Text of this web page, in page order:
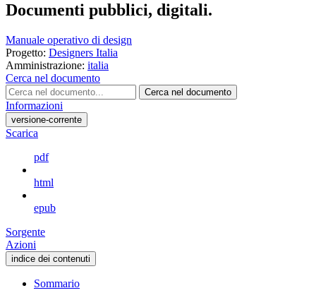
Documenti pubblici, digitali.
Manuale operativo di design
Progetto: Designers Italia
Amministrazione: italia
Cerca nel documento
Cerca nel documento
Informazioni
versione-corrente
Scarica
pdf
html
epub
Sorgente
Azioni
indice dei contenuti
Sommario